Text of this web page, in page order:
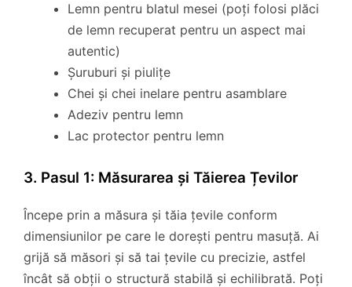
Lemn pentru blatul mesei (poți folosi plăci
de lemn recuperat pentru un aspect mai
autentic)
Șuruburi și piulițe
Chei și chei inelare pentru asamblare
Adeziv pentru lemn
Lac protector pentru lemn
3. Pasul 1: Măsurarea și Tăierea Țevilor
Începe prin a măsura și tăia țevile conform
dimensiunilor pe care le dorești pentru masuță. Ai
grijă să măsori și să tai țevile cu precizie, astfel
încât să obții o structură stabilă și echilibrată. Poți